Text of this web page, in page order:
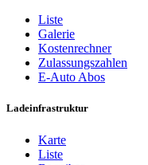
Liste
Galerie
Kostenrechner
Zulassungszahlen
E-Auto Abos
Ladeinfrastruktur
Karte
Liste